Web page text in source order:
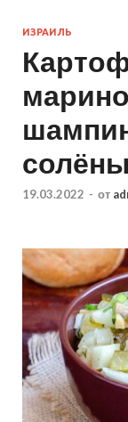
ИЗРАИЛЬ
19.03.2022 - от